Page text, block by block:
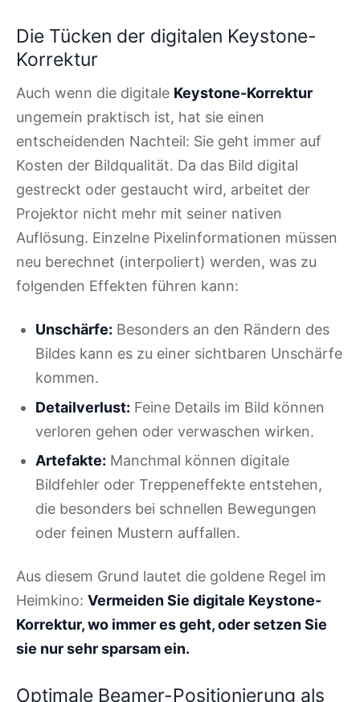
Die Tücken der digitalen Keystone-
Korrektur
Auch wenn die digitale Keystone-Korrektur
ungemein praktisch ist, hat sie einen
entscheidenden Nachteil: Sie geht immer auf
Kosten der Bildqualität. Da das Bild digital
gestreckt oder gestaucht wird, arbeitet der
Projektor nicht mehr mit seiner nativen
Auflösung. Einzelne Pixelinformationen müssen
neu berechnet (interpoliert) werden, was zu
folgenden Effekten führen kann:
Unschärfe: Besonders an den Rändern des
Bildes kann es zu einer sichtbaren Unschärfe
kommen.
Detailverlust: Feine Details im Bild können
verloren gehen oder verwaschen wirken.
Artefakte: Manchmal können digitale
Bildfehler oder Treppeneffekte entstehen,
die besonders bei schnellen Bewegungen
oder feinen Mustern auffallen.
Aus diesem Grund lautet die goldene Regel im
Heimkino: Vermeiden Sie digitale Keystone-
Korrektur, wo immer es geht, oder setzen Sie
sie nur sehr sparsam ein.
Optimale Beamer-Positionierung als